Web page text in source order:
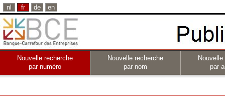
nl fr de en
Nouvelle recherche
par numéro
Nouvelle recherche
par nom
par